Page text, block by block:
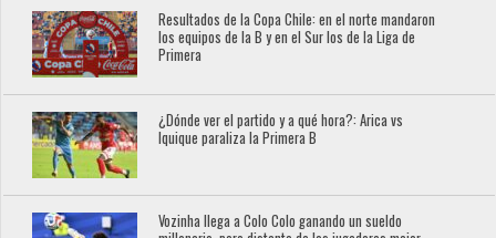
Resultados de la Copa Chile: en el norte mandaron
los equipos de la B y en el Sur los de la Liga de
Primera
¿Dónde ver el partido y a qué hora?: Arica vs
Iquique paraliza la Primera B
Vozinha llega a Colo Colo ganando un sueldo